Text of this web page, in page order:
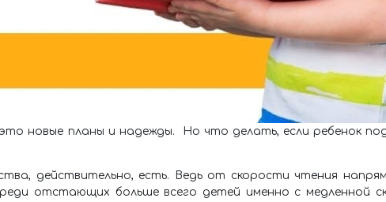
новые планы и надежды. Но что делать, если ребенок
действительно, есть. Ведь от скорости чтения
отстающих больше всего детей именно с медленной